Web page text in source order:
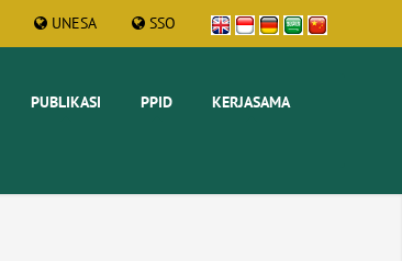
UNESA SSO
PUBLIKASI PPID KERJASAMA